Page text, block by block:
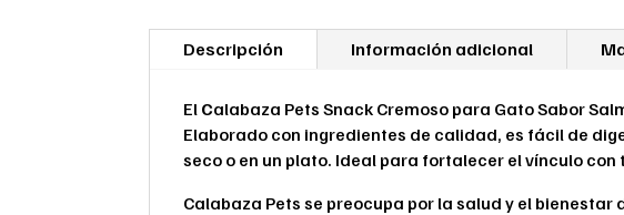
Descripción Información adicional
El Calabaza Pets Snack Cremoso para Gato Sabor
Elaborado con ingredientes de calidad, es fácil de
seco o en un plato. Ideal para fortalecer el vínculo
Calabaza Pets se preocupa por la salud y el